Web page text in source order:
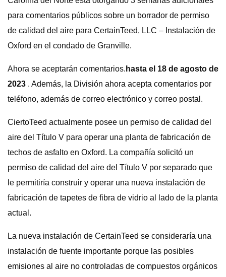
para comentarios públicos sobre un borrador de permiso
de calidad del aire para CertainTeed, LLC – Instalación de
Oxford en el condado de Granville.
Ahora se aceptarán comentarios. hasta el 18 de agosto de
2023 . Además, la División ahora acepta comentarios por
teléfono, además de correo electrónico y correo postal.
CiertoTeed actualmente posee un permiso de calidad del
aire del Título V para operar una planta de fabricación de
techos de asfalto en Oxford. La compañía solicitó un
permiso de calidad del aire del Título V por separado que
le permitiría construir y operar una nueva instalación de
fabricación de tapetes de fibra de vidrio al lado de la planta
actual.
La nueva instalación de CertainTeed se consideraría una
instalación de fuente importante porque las posibles
emisiones al aire no controladas de compuestos orgánicos